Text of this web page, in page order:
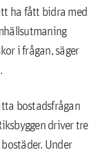
ha fått bidra med
i frågan, säger
bostadsfrågan
driver tre
Under